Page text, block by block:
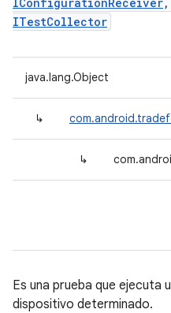
ITestCollector
java.lang.Object
↳
↳
Es una prueba que ejecuta
dispositivo determinado.